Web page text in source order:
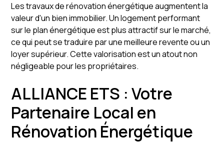
Les travaux de rénovation énergétique augmentent la
valeur d'un bien immobilier. Un logement performant
sur le plan énergétique est plus attractif sur le marché,
ce qui peut se traduire par une meilleure revente ou un
loyer supérieur. Cette valorisation est un atout non
négligeable pour les propriétaires.
ALLIANCE ETS : Votre
Partenaire Local en
Rénovation Énergétique